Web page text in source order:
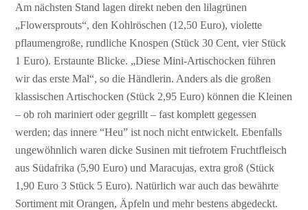
Am nächsten Stand lagen direkt neben den lilagrünen
„Flowersprouts“, den Kohlröschen (12,50 Euro), violette
pflaumengroße, rundliche Knospen (Stück 30 Cent, vier Stück
1 Euro). Erstaunte Blicke. „Diese Mini-Artischocken führen
wir das erste Mal“, so die Händlerin. Anders als die großen
klassischen Artischocken (Stück 2,95 Euro) können die Kleinen
– ob roh mariniert oder gegrillt – fast komplett gegessen
werden; das innere “Heu” ist noch nicht entwickelt. Ebenfalls
ungewöhnlich waren dicke Susinen mit tiefrotem Fruchtfleisch
aus Südafrika (5,90 Euro) und Maracujas, extra groß (Stück
1,90 Euro 3 Stück 5 Euro). Natürlich war auch das bewährte
Sortiment mit Orangen, Äpfeln und mehr bestens abgedeckt.